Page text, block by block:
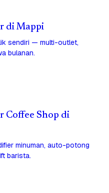
di Mappi
sendiri — multi-outlet,
bulanan.
Coffee Shop di
minuman, auto-potong
barista.